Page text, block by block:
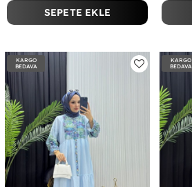
SEPETE EKLE
KARGO
BEDAVA
KARGO
BEDAVA